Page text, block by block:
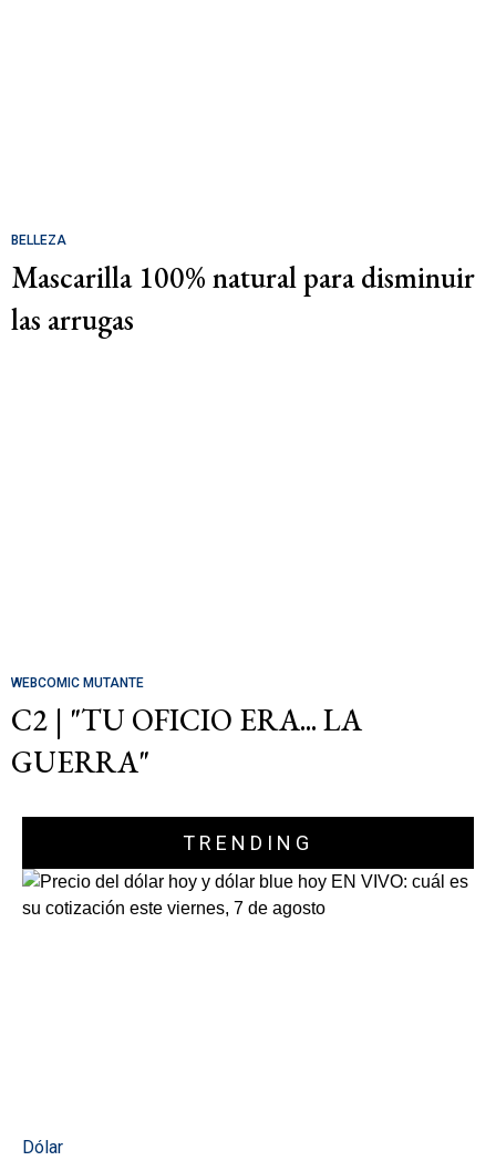
BELLEZA
Mascarilla 100% natural para disminuir
las arrugas
WEBCOMIC MUTANTE
C2 | "TU OFICIO ERA... LA
GUERRA"
TRENDING
Dólar